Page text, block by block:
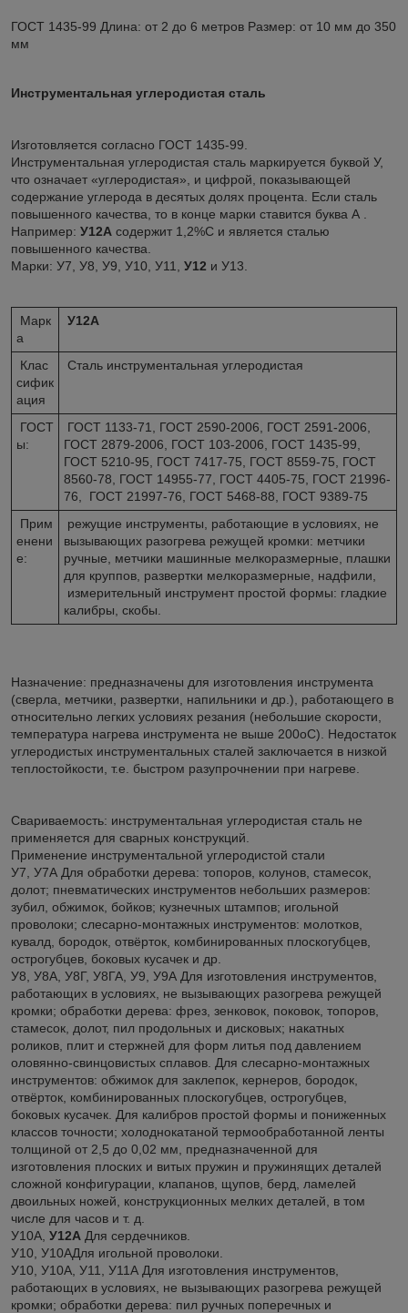
ГОСТ 1435-99 Длина: от 2 до 6 метров Размер: от 10 мм до 350
мм
Инструментальная углеродистая сталь
Изготовляется согласно ГОСТ 1435-99.
Инструментальная углеродистая сталь маркируется буквой У,
что означает «углеродистая», и цифрой, показывающей
содержание углерода в десятых долях процента. Если сталь
повышенного качества, то в конце марки ставится буква А .
Например: У12А содержит 1,2%С и является сталью
повышенного качества.
Марки: У7, У8, У9, У10, У11, У12 и У13.
Марк
а
У12А
Клас
сифик
ация
Сталь инструментальная углеродистая
ГОСТ
ы:
ГОСТ 1133-71, ГОСТ 2590-2006, ГОСТ 2591-2006,
ГОСТ 2879-2006, ГОСТ 103-2006, ГОСТ 1435-99,
ГОСТ 5210-95, ГОСТ 7417-75, ГОСТ 8559-75, ГОСТ
8560-78, ГОСТ 14955-77, ГОСТ 4405-75, ГОСТ 21996-
76, ГОСТ 21997-76, ГОСТ 5468-88, ГОСТ 9389-75
Прим
енени
е:
режущие инструменты, работающие в условиях, не
вызывающих разогрева режущей кромки: метчики
ручные, метчики машинные мелкоразмерные, плашки
для круппов, развертки мелкоразмерные, надфили,
измерительный инструмент простой формы: гладкие
калибры, скобы.
Назначение: предназначены для изготовления инструмента
(сверла, метчики, развертки, напильники и др.), работающего в
относительно легких условиях резания (небольшие скорости,
температура нагрева инструмента не выше 200оС). Недостаток
углеродистых инструментальных сталей заключается в низкой
теплостойкости, т.е. быстром разупрочнении при нагреве.
Свариваемость: инструментальная углеродистая сталь не
применяется для сварных конструкций.
Применение инструментальной углеродистой стали
У7, У7А Для обработки дерева: топоров, колунов, стамесок,
долот; пневматических инструментов небольших размеров:
зубил, обжимок, бойков; кузнечных штампов; игольной
проволоки; слесарно-монтажных инструментов: молотков,
кувалд, бородок, отвёрток, комбинированных плоскогубцев,
острогубцев, боковых кусачек и др.
У8, У8А, У8Г, У8ГА, У9, У9А Для изготовления инструментов,
работающих в условиях, не вызывающих разогрева режущей
кромки; обработки дерева: фрез, зенковок, поковок, топоров,
стамесок, долот, пил продольных и дисковых; накатных
роликов, плит и стержней для форм литья под давлением
оловянно-свинцовистых сплавов. Для слесарно-монтажных
инструментов: обжимок для заклепок, кернеров, бородок,
отвёрток, комбинированных плоскогубцев, острогубцев,
боковых кусачек. Для калибров простой формы и пониженных
классов точности; холоднокатаной термообработанной ленты
толщиной от 2,5 до 0,02 мм, предназначенной для
изготовления плоских и витых пружин и пружинящих деталей
сложной конфигурации, клапанов, щупов, берд, ламелей
двоильных ножей, конструкционных мелких деталей, в том
числе для часов и т. д.
У10А, У12А Для сердечников.
У10, У10АДля игольной проволоки.
У10, У10А, У11, У11А Для изготовления инструментов,
работающих в условиях, не вызывающих разогрева режущей
кромки; обработки дерева: пил ручных поперечных и